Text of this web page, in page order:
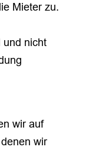
Mieter zu.
und nicht
wir auf
wir